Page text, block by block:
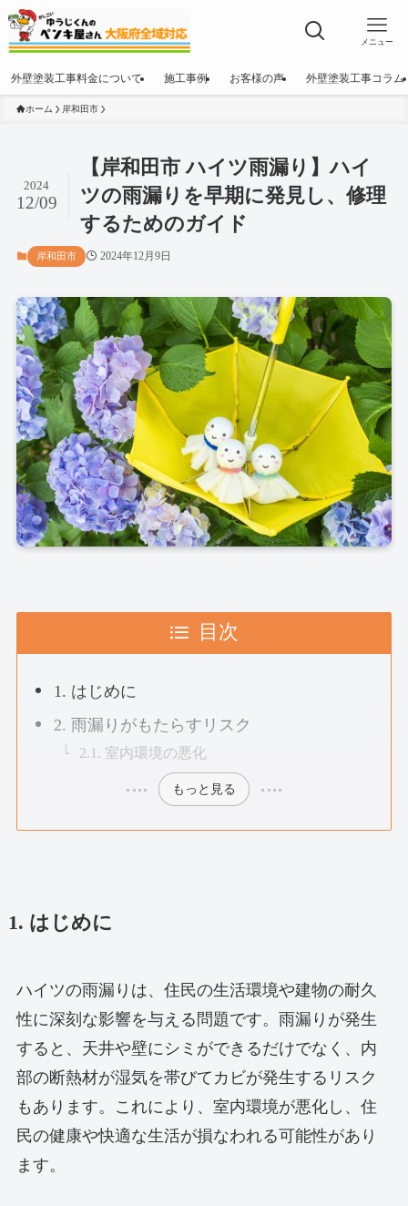
メニュー
外壁塗装工事料金について 施工事例 お客様の声 外壁塗装工事コラム
ホーム 岸和田市
【岸和田市 ハイツ雨漏り】ハイ
ツの雨漏りを早期に発見し、修理
するためのガイド
2024
12/09
岸和田市 2024年12月9日
目次
1. はじめに
2. 雨漏りがもたらすリスク
2.1. 室内環境の悪化
もっと見る
1. はじめに
ハイツの雨漏りは、住民の生活環境や建物の耐久
性に深刻な影響を与える問題です。雨漏りが発生
すると、天井や壁にシミができるだけでなく、内
部の断熱材が湿気を帯びてカビが発生するリスク
もあります。これにより、室内環境が悪化し、住
民の健康や快適な生活が損なわれる可能性があり
ます。